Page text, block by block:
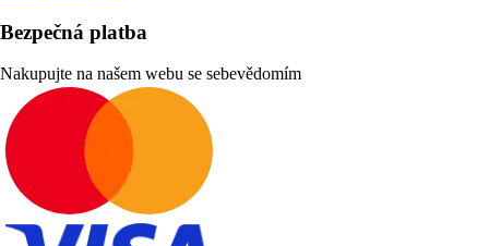
Bezpečná platba
Nakupujte na našem webu se sebevědomím